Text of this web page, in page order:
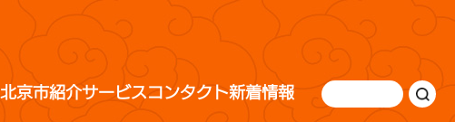
北京市紹介サービスコンタクト新着情報